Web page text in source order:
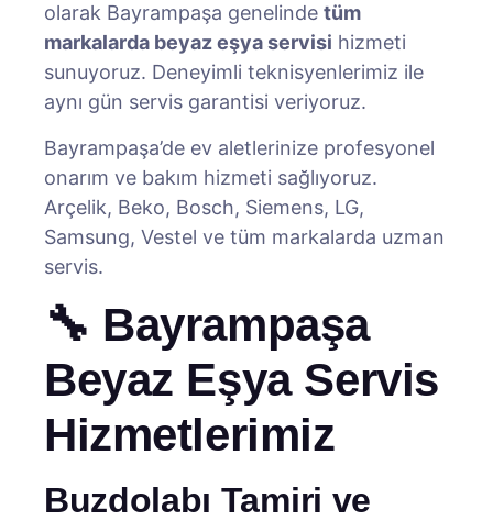
olarak Bayrampaşa genelinde tüm
markalarda beyaz eşya servisi hizmeti
sunuyoruz. Deneyimli teknisyenlerimiz ile
aynı gün servis garantisi veriyoruz.
Bayrampaşa’de ev aletlerinize profesyonel
onarım ve bakım hizmeti sağlıyoruz.
Arçelik, Beko, Bosch, Siemens, LG,
Samsung, Vestel ve tüm markalarda uzman
servis.
🔧 Bayrampaşa
Beyaz Eşya Servis
Hizmetlerimiz
Buzdolabı Tamiri ve